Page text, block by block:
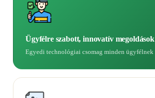
Ügyfélre szabott, innovatív megoldások
Egyedi technológiai csomag minden ügyfélnek